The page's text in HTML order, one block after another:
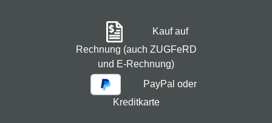
Kauf auf
Rechnung (auch ZUGFeRD
und E-Rechnung)
PayPal oder
Kreditkarte